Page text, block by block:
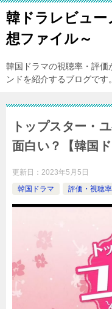
韓ドラレビュー
想ファイル～
韓国ドラマの視聴率・評価
ンドを紹介するブログです。
トップスター・
面白い？【韓国ド
更新日： 2023年5月5日
韓国ドラマ
評価・視聴率